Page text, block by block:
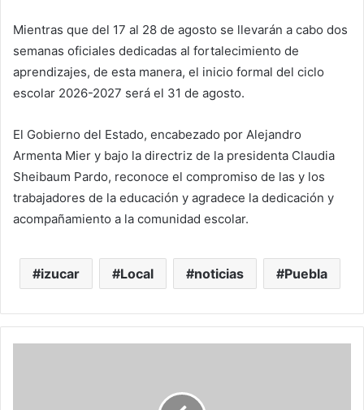
Mientras que del 17 al 28 de agosto se llevarán a cabo dos
semanas oficiales dedicadas al fortalecimiento de
aprendizajes, de esta manera, el inicio formal del ciclo
escolar 2026-2027 será el 31 de agosto.
El Gobierno del Estado, encabezado por Alejandro
Armenta Mier y bajo la directriz de la presidenta Claudia
Sheibaum Pardo, reconoce el compromiso de las y los
trabajadores de la educación y agradece la dedicación y
acompañamiento a la comunidad escolar.
izucar Local noticias Puebla